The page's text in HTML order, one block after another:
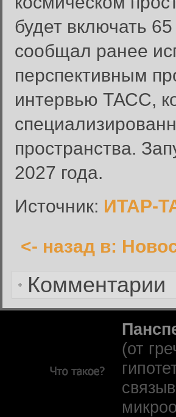
будет включать
сообщал ранее
перспективным
интервью ТАСС,
пространства.
2027 года.
Источник: ИТАР-
<- назад в:
Комментарии
Вход в систему
Введите имя
Вход в систему
Имя пользователя:
Пароль:
Забыли пароль?
(от